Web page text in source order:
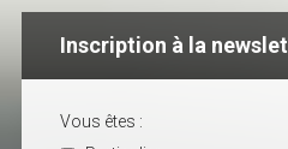
Inscription à la
Vous êtes :